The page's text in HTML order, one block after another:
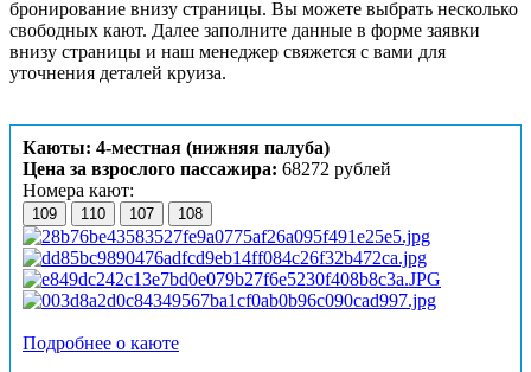
бронирование внизу страницы. Вы можете выбрать несколько
свободных кают. Далее заполните данные в форме заявки
внизу страницы и наш менеджер свяжется с вами для
уточнения деталей круиза.
Каюты: 4-местная (нижняя палуба)
Цена за взрослого пассажира: 68272 рублей
Номера кают:
109 110 107 108
Подробнее о каюте